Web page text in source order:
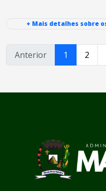
+ Mais detalhes sobre
Anterior 1 2